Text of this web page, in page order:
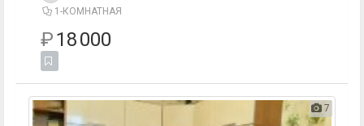
1-КОМНАТНАЯ
₽18 000
7